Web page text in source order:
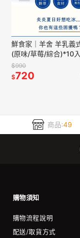
鮮食家｜羊舍 羊乳義
(原味/草莓/綜合)*10入
$990
$720
商品:49
購物須知
購物流程說明
配送/取貨方式